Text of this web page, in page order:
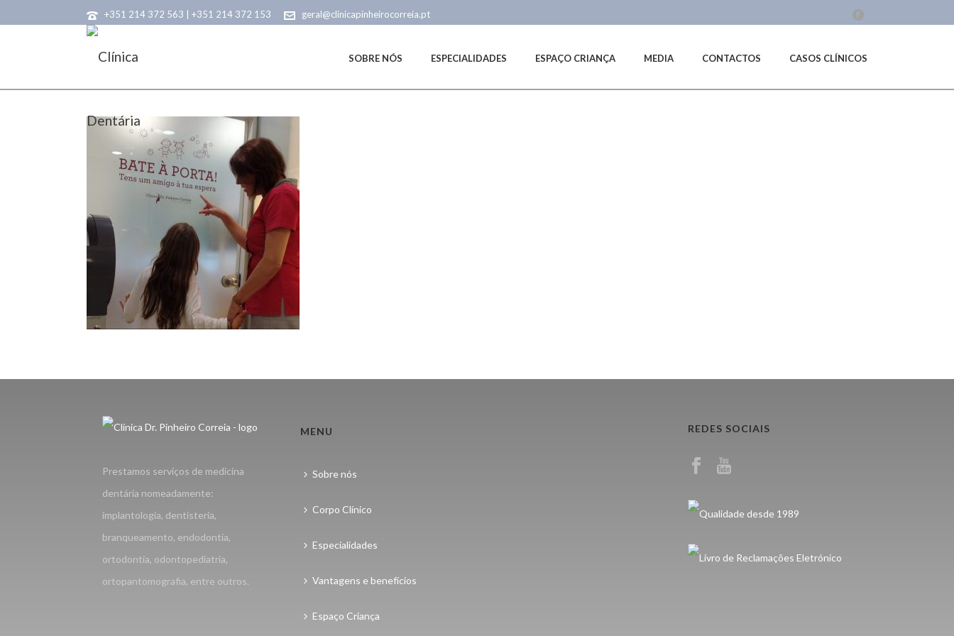
+351 214 372 563 | +351 214 372 153 geral@clinicapinheirocorreia.pt
SOBRE NÓS ESPECIALIDADES ESPAÇO CRIANÇA MEDIA CONTACTOS CASOS CLÍNICOS
SAMSUNG CAMERA PICTURES
Prestamos serviços de medicina
dentária nomeadamente:
implantologia, dentisteria,
branqueamento, endodontia,
ortodontia, odontopediatria,
ortopantomografia, entre outros.
MENU
Sobre nós
Corpo Clínico
Especialidades
Vantagens e benefícios
Espaço Criança
REDES SOCIAIS